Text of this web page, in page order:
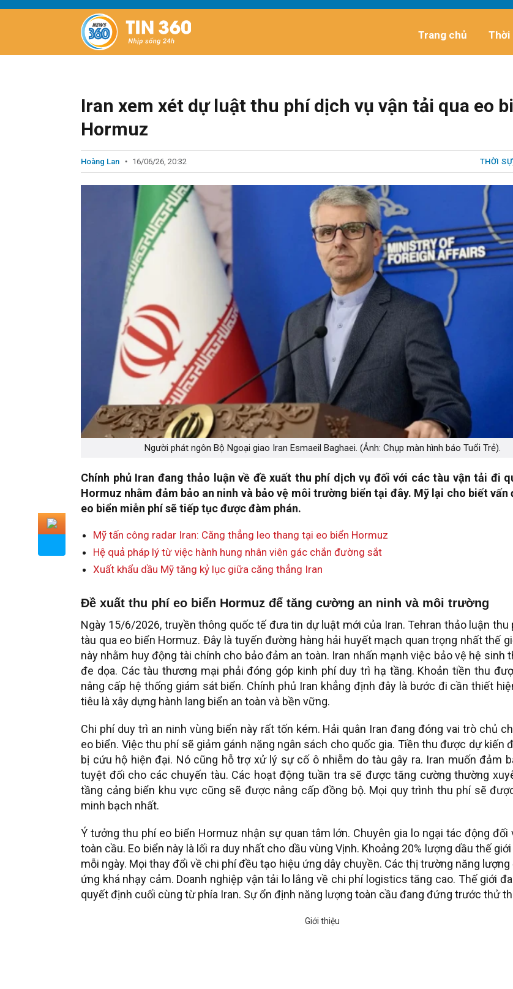
Trang chủ Thời
Iran xem xét dự luật thu phí dịch vụ vận tải qua eo
Hormuz
Hoàng Lan 16/06/26, 20:32 THỜI SỰ
Người phát ngôn Bộ Ngoại giao Iran Esmaeil Baghaei. (Ảnh: Chụp màn hình báo Tuổi Trẻ).
Chính phủ Iran đang thảo luận về đề xuất thu phí dịch vụ đối với các tàu vận tải đi
Hormuz nhằm đảm bảo an ninh và bảo vệ môi trường biển tại đây. Mỹ lại cho biết vấn
eo biển miễn phí sẽ tiếp tục được đàm phán.
Mỹ tấn công radar Iran: Căng thẳng leo thang tại eo biển Hormuz
Hệ quả pháp lý từ việc hành hung nhân viên gác chắn đường sắt
Xuất khẩu dầu Mỹ tăng kỷ lục giữa căng thẳng Iran
Đề xuất thu phí eo biển Hormuz để tăng cường an ninh và môi trường
Ngày 15/6/2026, truyền thông quốc tế đưa tin dự luật mới của Iran. Tehran thảo luận thu
tàu qua eo biển Hormuz. Đây là tuyến đường hàng hải huyết mạch quan trọng nhất thế
này nhằm huy động tài chính cho bảo đảm an toàn. Iran nhấn mạnh việc bảo vệ hệ sinh
đe dọa. Các tàu thương mại phải đóng góp kinh phí duy trì hạ tầng. Khoản tiền thu
nâng cấp hệ thống giám sát biển. Chính phủ Iran khẳng định đây là bước đi cần thiết
tiêu là xây dựng hành lang biển an toàn và bền vững.
Chi phí duy trì an ninh vùng biển này rất tốn kém. Hải quân Iran đang đóng vai trò chủ
eo biển. Việc thu phí sẽ giảm gánh nặng ngân sách cho quốc gia. Tiền thu được dự kiến
bị cứu hộ hiện đại. Nó cũng hỗ trợ xử lý sự cố ô nhiễm do tàu gây ra. Iran muốn đảm
tuyệt đối cho các chuyến tàu. Các hoạt động tuần tra sẽ được tăng cường thường
tầng cảng biển khu vực cũng sẽ được nâng cấp đồng bộ. Mọi quy trình thu phí sẽ
minh bạch nhất.
Ý tưởng thu phí eo biển Hormuz nhận sự quan tâm lớn. Chuyên gia lo ngại tác động đối
toàn cầu. Eo biển này là lối ra duy nhất cho dầu vùng Vịnh. Khoảng 20% lượng dầu thế
mỗi ngày. Mọi thay đổi về chi phí đều tạo hiệu ứng dây chuyền. Các thị trường năng lượng
ứng khá nhạy cảm. Doanh nghiệp vận tải lo lắng về chi phí logistics tăng cao. Thế giới
quyết định cuối cùng từ phía Iran. Sự ổn định năng lượng toàn cầu đang đứng trước thử